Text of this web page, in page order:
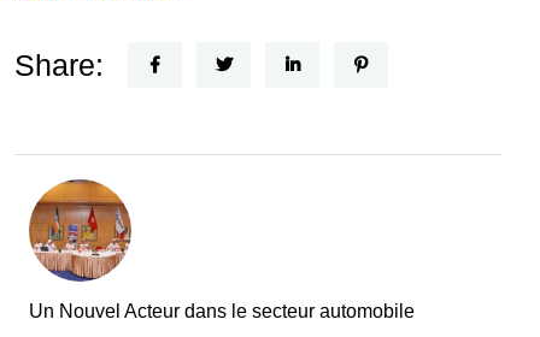
Horizon
la
France
Share:
Un Nouvel Acteur dans le secteur automobile